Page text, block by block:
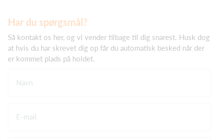
Har du spørgsmål?
Så kontakt os her, og vi vender tilbage til dig snarest. Husk dog
at hvis du har skrevet dig op får du automatisk besked når der
er kommet plads på holdet.
Navn
E-mail